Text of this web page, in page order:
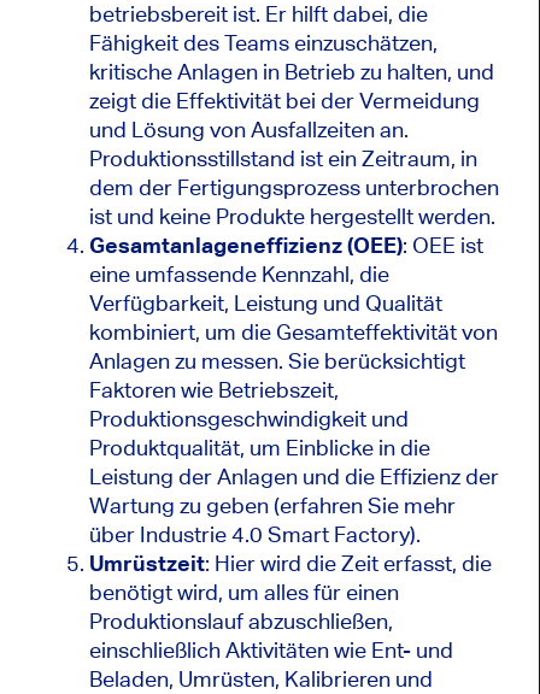
betriebsbereit ist. Er hilft dabei, die
Fähigkeit des Teams einzuschätzen,
kritische Anlagen in Betrieb zu halten, und
zeigt die Effektivität bei der Vermeidung
und Lösung von Ausfallzeiten an.
Produktionsstillstand ist ein Zeitraum, in
dem der Fertigungsprozess unterbrochen
ist und keine Produkte hergestellt werden.
Gesamtanlageneffizienz (OEE): OEE ist
eine umfassende Kennzahl, die
Verfügbarkeit, Leistung und Qualität
kombiniert, um die Gesamteffektivität von
Anlagen zu messen. Sie berücksichtigt
Faktoren wie Betriebszeit,
Produktionsgeschwindigkeit und
Produktqualität, um Einblicke in die
Leistung der Anlagen und die Effizienz der
Wartung zu geben (erfahren Sie mehr
über Industrie 4.0 Smart Factory).
Umrüstzeit: Hier wird die Zeit erfasst, die
benötigt wird, um alles für einen
Produktionslauf abzuschließen,
einschließlich Aktivitäten wie Ent- und
Beladen, Umrüsten, Kalibrieren und